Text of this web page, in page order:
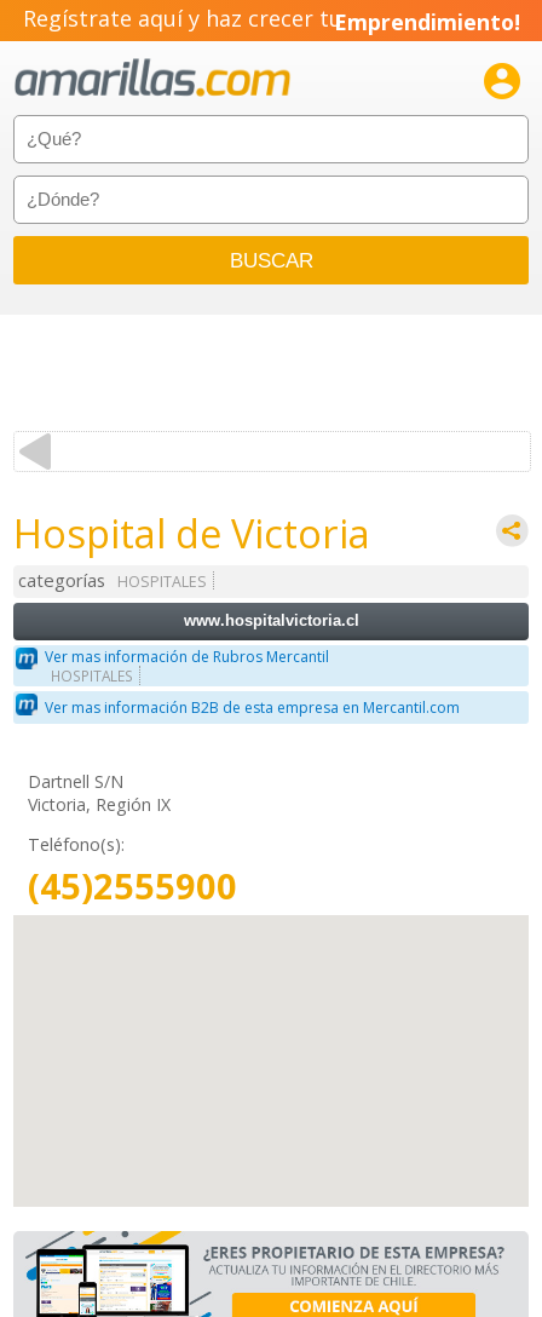
Regístrate aquí y haz crecer tuEmprendimiento!

Hospital de Victoria
categorías HOSPITALES
www.hospitalvictoria.cl
Ver mas información de Rubros Mercantil
HOSPITALES
Ver mas información B2B de esta empresa en Mercantil.com
Dartnell S/N
Victoria, Región IX
Teléfono(s):
(45)2555900